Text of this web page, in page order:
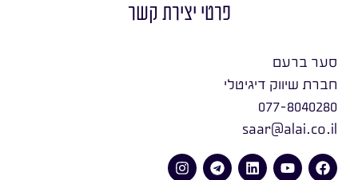
פרטי יצירת קשר
סער ברעם
חברת שיווק דיגיטלי
077-8040280
saar@alai.co.il